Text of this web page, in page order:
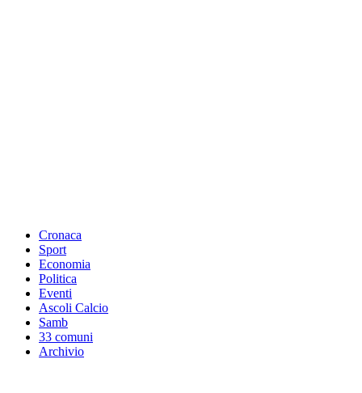
Cronaca
Sport
Economia
Politica
Eventi
Ascoli Calcio
Samb
33 comuni
Archivio